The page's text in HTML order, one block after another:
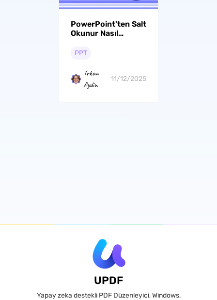
PowerPoint'ten Salt
Okunur Nasıl
Bir Kılavuz
PPT
Trkan
Aydin
11/12/2025
UPDF
Yapay zeka destekli PDF Düzenleyici, Windows,